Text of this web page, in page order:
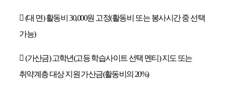
󰋻 (대 면)활동비 30,000원 고정(활동비 또는 봉사시간 중 선택
가능)
󰋻(가산금)고학년(고등 학습사이트 선택 멘티 )지도 또는
취약계층 대상 지원 가산금(활동비의 20%)